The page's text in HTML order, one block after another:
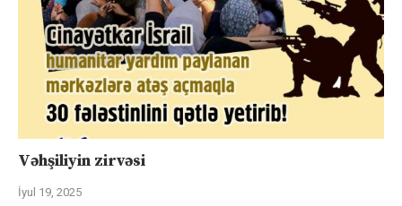
Vəhşiliyin zirvəsi
İyul 19, 2025